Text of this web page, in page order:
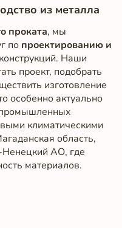
из металла
проката, мы
по проектированию и
Наши
проект, подобрать
изготовление
особенно актуально
климатическими
область,
АО, где
материалов.